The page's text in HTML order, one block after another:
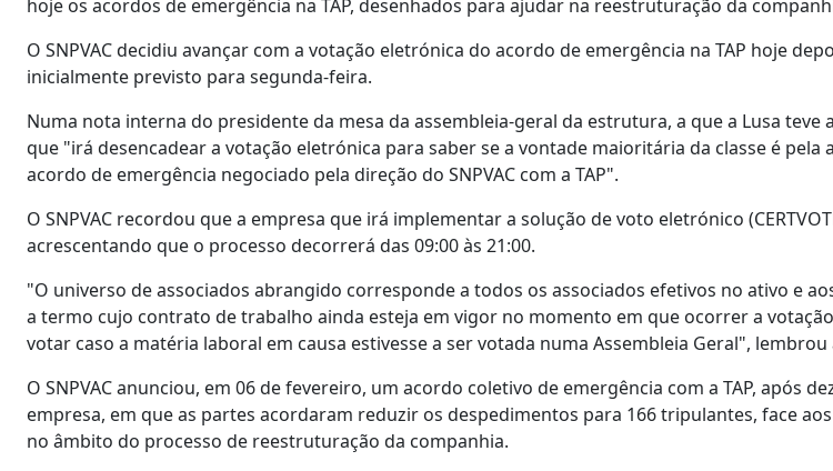
hoje os acordos de emergência na TAP, desenhados para ajudar na reestruturação da
O SNPVAC decidiu avançar com a votação eletrónica do acordo de emergência na TAP hoje
inicialmente previsto para segunda-feira.
Numa nota interna do presidente da mesa da assembleia-geral da estrutura, a que a Lusa teve
que "irá desencadear a votação eletrónica para saber se a vontade maioritária da classe é pela
acordo de emergência negociado pela direção do SNPVAC com a TAP".
O SNPVAC recordou que a empresa que irá implementar a solução de voto eletrónico
acrescentando que o processo decorrerá das 09:00 às 21:00.
"O universo de associados abrangido corresponde a todos os associados efetivos no ativo e
a termo cujo contrato de trabalho ainda esteja em vigor no momento em que ocorrer a
votar caso a matéria laboral em causa estivesse a ser votada numa Assembleia Geral",
O SNPVAC anunciou, em 06 de fevereiro, um acordo coletivo de emergência com a TAP, após
empresa, em que as partes acordaram reduzir os despedimentos para 166 tripulantes, face
no âmbito do processo de reestruturação da companhia.